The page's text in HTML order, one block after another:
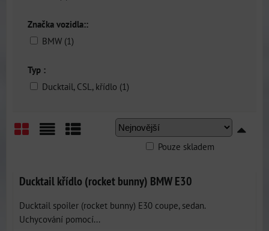
Značka vozidla::
BMW (1)
Typ :
Ducktail, CSL, křídlo (1)
Pouze skladem
Ducktail křídlo (rocket bunny) BMW E30
Ducktail spoiler (rocket bunny) E30 coupe, sedan.
Uchycování pomocí...